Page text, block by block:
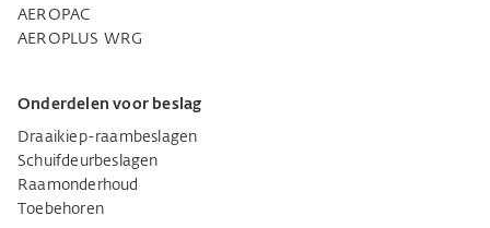
AEROPAC
AEROPLUS WRG
Onderdelen voor beslag
Draaikiep-raambeslagen
Schuifdeurbeslagen
Raamonderhoud
Toebehoren